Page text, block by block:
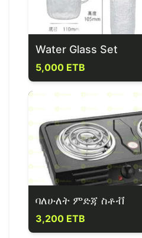
Water Glass Set
5,000 ETB
ባለሁለት ምድጃ ስቶቭ
3,200 ETB